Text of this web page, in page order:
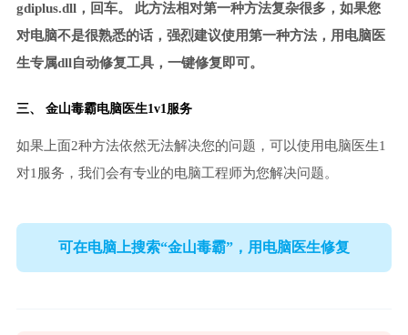
gdiplus.dll，回车。 此方法相对第一种方法复杂很多，如果您
对电脑不是很熟悉的话，强烈建议使用第一种方法，用电脑医
生专属dll自动修复工具，一键修复即可。
三、 金山毒霸电脑医生1v1服务
如果上面2种方法依然无法解决您的问题，可以使用电脑医生1
对1服务，我们会有专业的电脑工程师为您解决问题。
可在电脑上搜索“金山毒霸”，用电脑医生修复